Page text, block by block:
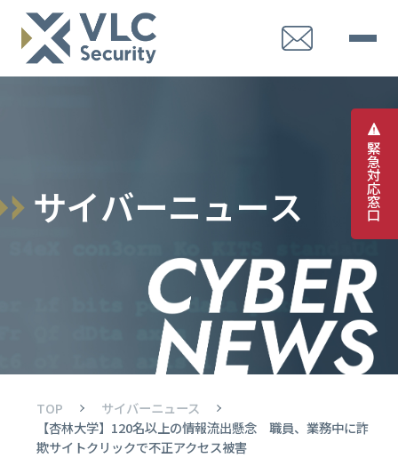
緊
急
対
応
窓
口
サイバーニュース
TOP
サイバーニュース
【杏林大学】120名以上の情報流出懸念 職員、業務中に詐
欺サイトクリックで不正アクセス被害